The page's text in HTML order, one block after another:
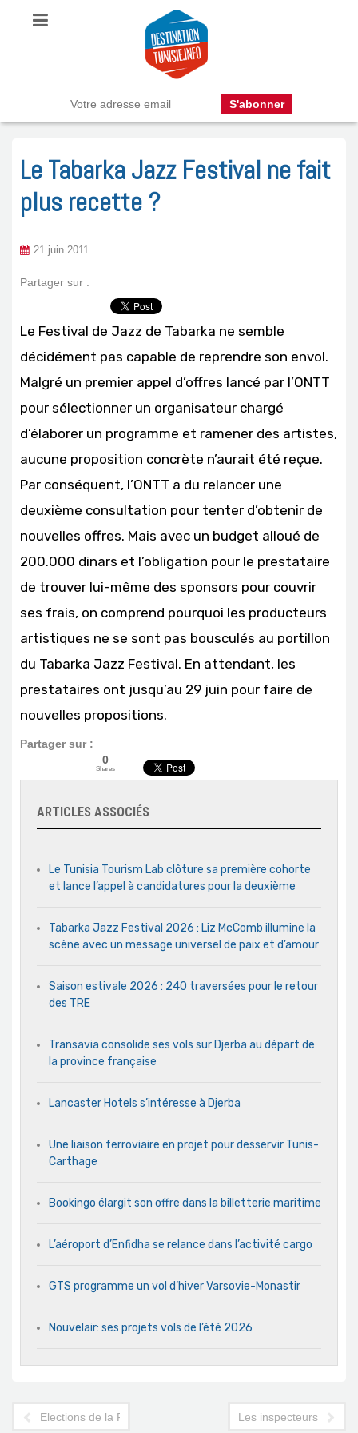
Le Tabarka Jazz Festival ne fait
plus recette ?
21 juin 2011
Partager sur :
Le Festival de Jazz de Tabarka ne semble
décidément pas capable de reprendre son envol.
Malgré un premier appel d’offres lancé par l’ONTT
pour sélectionner un organisateur chargé
d’élaborer un programme et ramener des artistes,
aucune proposition concrète n’aurait été reçue.
Par conséquent, l’ONTT a du relancer une
deuxième consultation pour tenter d’obtenir de
nouvelles offres. Mais avec un budget alloué de
200.000 dinars et l’obligation pour le prestataire
de trouver lui-même des sponsors pour couvrir
ses frais, on comprend pourquoi les producteurs
artistiques ne se sont pas bousculés au portillon
du Tabarka Jazz Festival. En attendant, les
prestataires ont jusqu’au 29 juin pour faire de
nouvelles propositions.
Partager sur :
0
Shares
ARTICLES ASSOCIÉS
Le Tunisia Tourism Lab clôture sa première cohorte
et lance l’appel à candidatures pour la deuxième
Tabarka Jazz Festival 2026 : Liz McComb illumine la
scène avec un message universel de paix et d’amour
Saison estivale 2026 : 240 traversées pour le retour
des TRE
Transavia consolide ses vols sur Djerba au départ de
la province française
Lancaster Hotels s’intéresse à Djerba
Une liaison ferroviaire en projet pour desservir Tunis-
Carthage
Bookingo élargit son offre dans la billetterie maritime
L’aéroport d’Enfidha se relance dans l’activité cargo
GTS programme un vol d’hiver Varsovie-Monastir
Nouvelair: ses projets vols de l’été 2026
Elections de la FTAV 12h30 : et s'il y avait égalité ?
Les inspecteurs de